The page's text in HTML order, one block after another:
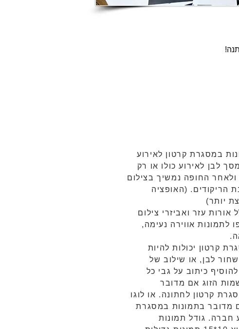
במסגרת קרטון לאירוע
לבן לאירוע כולו או רק
החופה נמשיך בצילום
הריקודים. (האופציה
יותר)
אורות עזר ואביזרי צילום
לתמונות אווירה נעימה,
קרטון יכולות להיות
שחור לבן, או שילוב של
כיתוב על גבי כל
הזוג אם מדובר
קרטון לחתונה. או לוגו
מדובר בתמונות במסגרת
חברה. גודל תמונות